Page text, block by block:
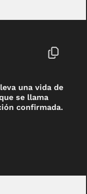
una vida de
se llama
confirmada.